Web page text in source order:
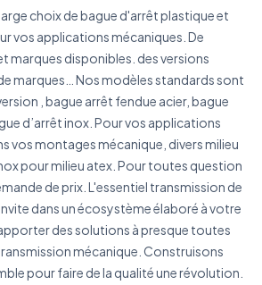
choix de bague d'arrêt plastique et
vos applications mécaniques. De
marques disponibles. des versions
marques… Nos modèles standards sont
, bague arrêt fendue acier, bague
d’arrêt inox. Pour vos applications
vos montages mécanique, divers milieu
pour milieu atex. Pour toutes question
de prix. L'essentiel transmission de
dans un écosystème élaboré à votre
des solutions à presque toutes
mécanique. Construisons
pour faire de la qualité une révolution.
données soient utilisées pour traiter
de confidentialité
ma demande de devis
sont protégées et ne seront jamais
partagées